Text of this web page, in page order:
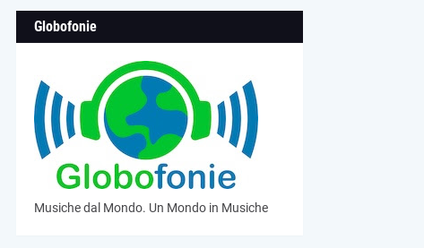
Globofonie
Musiche dal Mondo. Un Mondo in Musiche